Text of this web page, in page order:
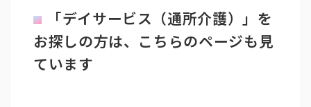
「デイサービス（通所介護）」を
お探しの方は、こちらのページも見
ています